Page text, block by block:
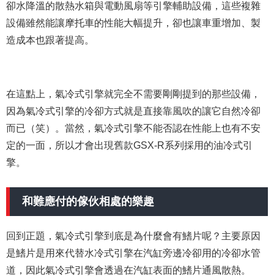
卻水降溫的散熱水箱與電動風扇等引擎輔助設備，這些複雜
設備雖然能讓摩托車的性能大幅提升，卻也讓車重增加、製
造成本也跟著提高。
在這點上，氣冷式引擎就完全不需要剛剛提到的那些設備，
因為氣冷式引擎的冷卻方式就是直接靠風吹的讓它自然冷卻
而已（笑）。當然，氣冷式引擎不能否認在性能上也有不安
定的一面，所以才會出現舊款GSX-R系列採用的油冷式引
擎。
和難應付的傢伙相處的樂趣
回到正題，氣冷式引擎到底是為什麼會有鰭片呢？主要原因
是鰭片是用來代替水冷式引擎在汽缸旁邊冷卻用的冷卻水管
道，因此氣冷式引擎會透過在汽缸表面的鰭片通風散熱。